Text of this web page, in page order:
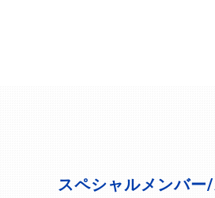
スペシャルメンバー